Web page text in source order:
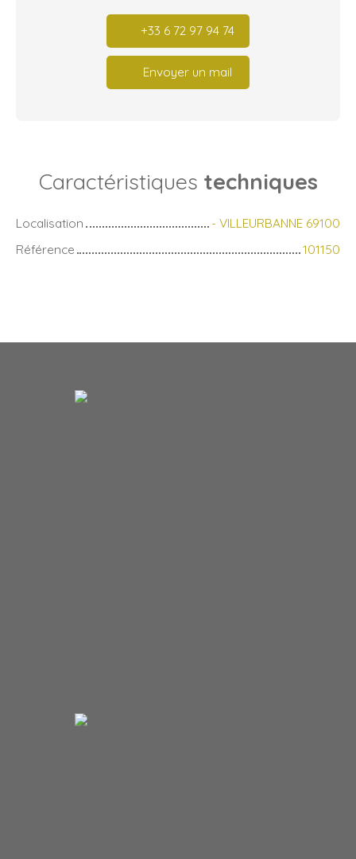
+33 6 72 97 94 74
Envoyer un mail
Caractéristiques techniques
Localisation
- VILLEURBANNE 69100
Référence
101150